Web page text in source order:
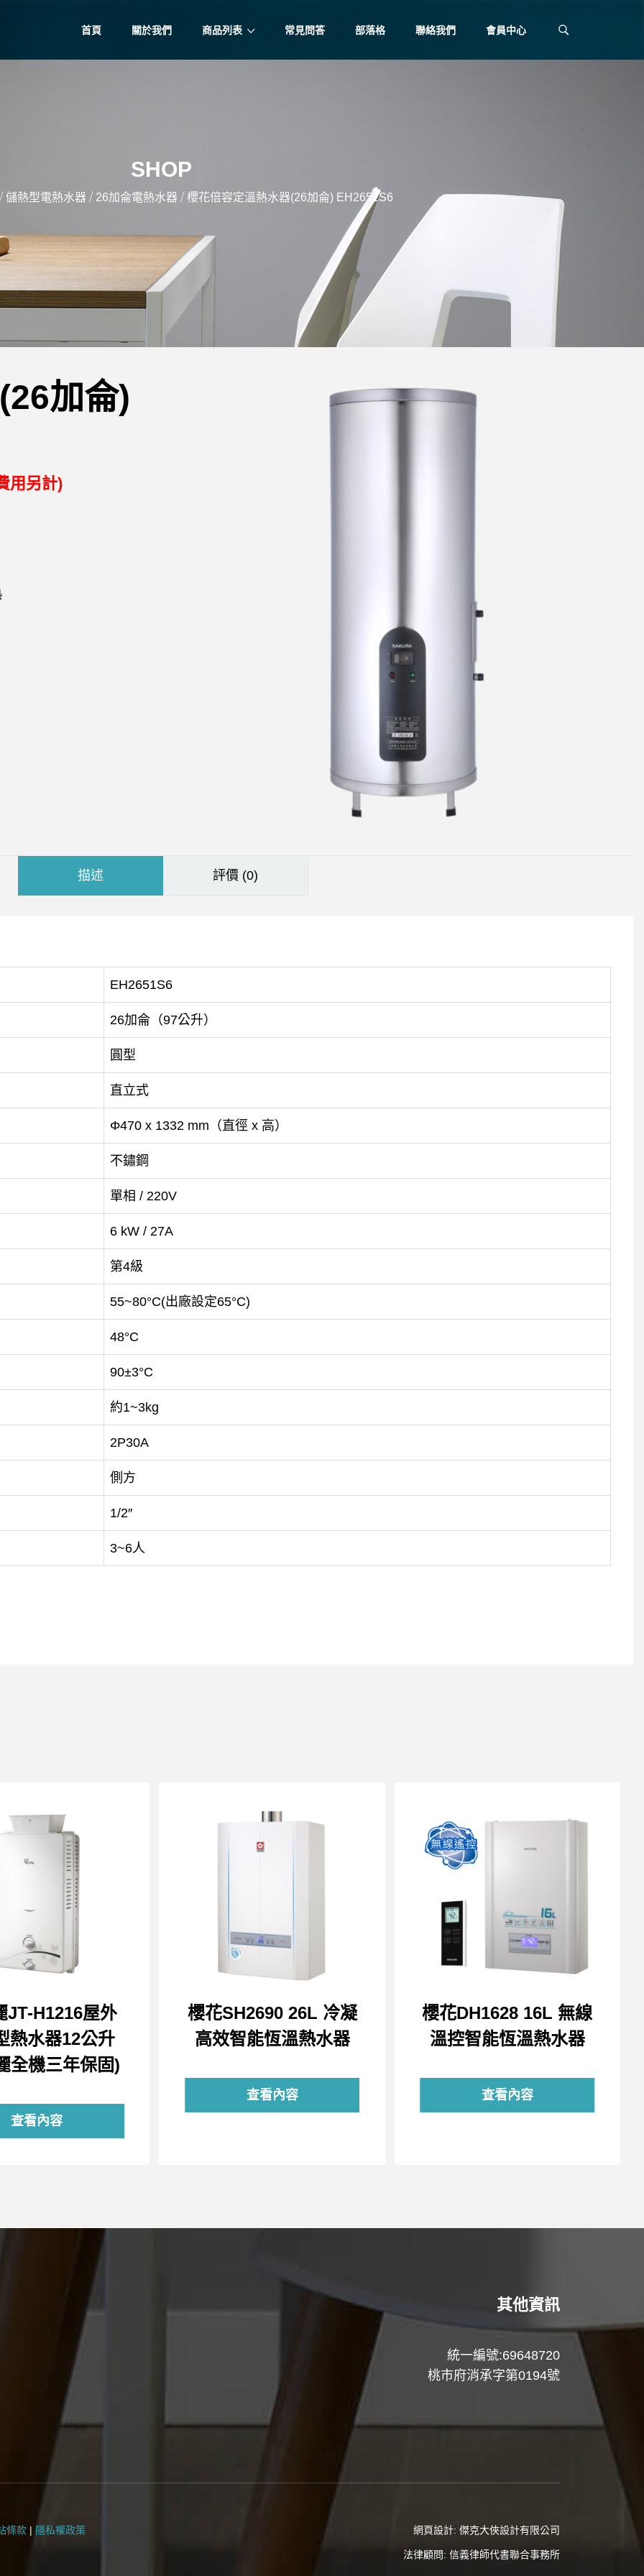
首頁 關於我們 商品列表 常見問答 部落格 聯絡我們 會員中心
SHOP
儲熱型電熱水器 / 26加侖電熱水器 / 櫻花倍容定溫熱水器(26加侖) EH2651S6
加侖)
用另計)
描述 評價 (0)
EH2651S6
26加侖（97公升）
圓型
直立式
Φ470 x 1332 mm（直徑 x 高）
不鏽鋼
單相 / 220V
6 kW / 27A
第4級
55~80°C(出廠設定65°C)
48°C
90±3°C
約1~3kg
2P30A
側方
1/2″
3~6人
JT-H1216屋外
熱水器12公升
全機三年保固)
查看內容
櫻花SH2690 26L 冷凝
高效智能恆溫熱水器
查看內容
櫻花DH1628 16L 無線
溫控智能恆溫熱水器
查看內容
其他資訊
統一編號:69648720
桃市府消承字第0194號
條款 | 隱私權政策 網頁設計: 傑克大俠設計有限公司
法律顧問: 信義律師代書聯合事務所